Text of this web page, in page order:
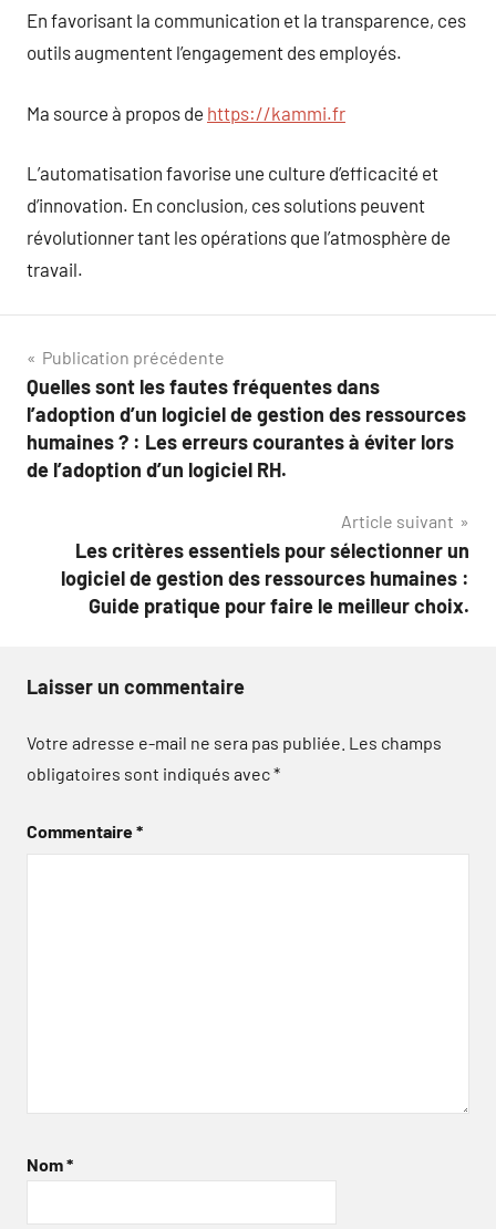
En favorisant la communication et la transparence, ces
outils augmentent l’engagement des employés.
Ma source à propos de https://kammi.fr
L’automatisation favorise une culture d’efficacité et
d’innovation. En conclusion, ces solutions peuvent
révolutionner tant les opérations que l’atmosphère de
travail.
Navigation
de
l’article
Publication précédente
Quelles sont les fautes fréquentes dans
l’adoption d’un logiciel de gestion des ressources
humaines ? : Les erreurs courantes à éviter lors
de l’adoption d’un logiciel RH.
Article suivant
Les critères essentiels pour sélectionner un
logiciel de gestion des ressources humaines :
Guide pratique pour faire le meilleur choix.
Laisser un commentaire
Votre adresse e-mail ne sera pas publiée. Les champs
obligatoires sont indiqués avec*
Commentaire*
Nom*